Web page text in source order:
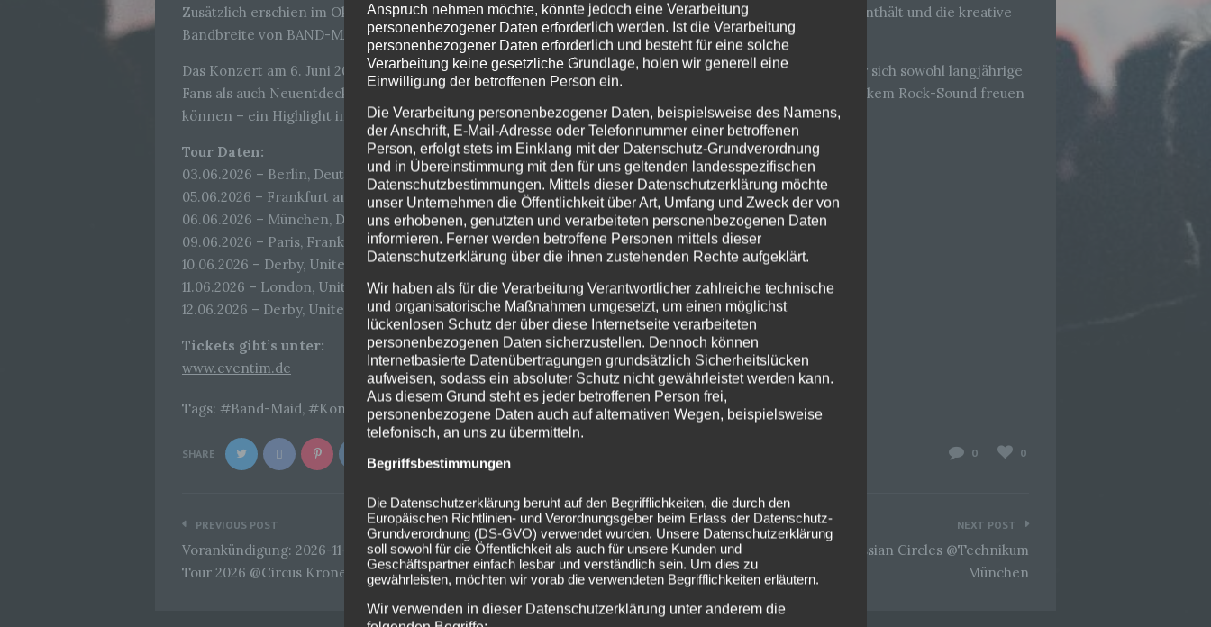
Zusätzlich erschien im Oktober 2025 die EP „SCOOOOOP“, die weitere frische Songs und Anime-Tie-ins enthält und die kreative
Bandbreite von BAND-MAID weiter auslotet.
Das Konzert am 6. Juni 2026 in München verspricht damit eine energiegeladene Show zu werden, bei der sich sowohl langjährige
Fans als auch Neuentdecker auf eine mitreißende Mischung aus visuellem Konzept und handwerklich starkem Rock-Sound freuen
können – ein Highlight im Konzertkalender des Sommers 2026.
Tour Daten:
03.06.2026 – Berlin, Deutschland – Columbia Theater
05.06.2026 – Frankfurt am Main, Deutschland – Batschkapp
06.06.2026 – München, Deutschland – Technikum
09.06.2026 – Paris, FrankreichLe – Bataclan
10.06.2026 – Derby, United Kingdom – Donington Park
11.06.2026 – London, United Kingdom – Electric Brixton
12.06.2026 – Derby, United Kingdom – Donington Park
Tickets gibt’s unter:
www.eventim.de
Tags: Band-Maid, Konzert, München, Technikum
SHARE 0 0
Beitragsnavigation
PREVIOUS POST
Vorankündigung: 2026-11-07 In Extremo – Tranquilo II – Akustik
Tour 2026 @Circus Krone München
NEXT POST
Vorankündigung: 2026-05-21 Russian Circles @Technikum
München
Anspruch nehmen möchte, könnte jedoch eine Verarbeitung
personenbezogener Daten erforderlich werden. Ist die Verarbeitung
personenbezogener Daten erforderlich und besteht für eine solche
Verarbeitung keine gesetzliche Grundlage, holen wir generell eine
Einwilligung der betroffenen Person ein.
Die Verarbeitung personenbezogener Daten, beispielsweise des Namens,
der Anschrift, E-Mail-Adresse oder Telefonnummer einer betroffenen
Person, erfolgt stets im Einklang mit der Datenschutz-Grundverordnung
und in Übereinstimmung mit den für uns geltenden landesspezifischen
Datenschutzbestimmungen. Mittels dieser Datenschutzerklärung möchte
unser Unternehmen die Öffentlichkeit über Art, Umfang und Zweck der von
uns erhobenen, genutzten und verarbeiteten personenbezogenen Daten
informieren. Ferner werden betroffene Personen mittels dieser
Datenschutzerklärung über die ihnen zustehenden Rechte aufgeklärt.
Wir haben als für die Verarbeitung Verantwortlicher zahlreiche technische
und organisatorische Maßnahmen umgesetzt, um einen möglichst
lückenlosen Schutz der über diese Internetseite verarbeiteten
personenbezogenen Daten sicherzustellen. Dennoch können
Internetbasierte Datenübertragungen grundsätzlich Sicherheitslücken
aufweisen, sodass ein absoluter Schutz nicht gewährleistet werden kann.
Aus diesem Grund steht es jeder betroffenen Person frei,
personenbezogene Daten auch auf alternativen Wegen, beispielsweise
telefonisch, an uns zu übermitteln.
Begriffsbestimmungen
Die Datenschutzerklärung beruht auf den Begrifflichkeiten, die durch den
Europäischen Richtlinien- und Verordnungsgeber beim Erlass der Datenschutz-
Grundverordnung (DS-GVO) verwendet wurden. Unsere Datenschutzerklärung
soll sowohl für die Öffentlichkeit als auch für unsere Kunden und
Geschäftspartner einfach lesbar und verständlich sein. Um dies zu
gewährleisten, möchten wir vorab die verwendeten Begrifflichkeiten erläutern.
Wir verwenden in dieser Datenschutzerklärung unter anderem die